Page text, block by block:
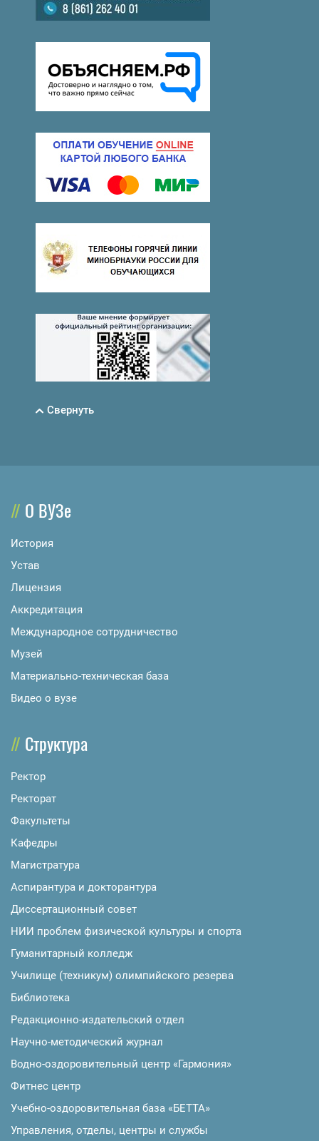
Свернуть
О ВУЗе
История
Устав
Лицензия
Аккредитация
Международное сотрудничество
Музей
Материально-техническая база
Видео о вузе
Структура
Ректор
Ректорат
Факультеты
Кафедры
Магистратура
Аспирантура и докторантура
Диссертационный совет
НИИ проблем физической культуры и спорта
Гуманитарный колледж
Училище (техникум) олимпийского резерва
Библиотека
Редакционно-издательский отдел
Научно-методический журнал
Водно-оздоровительный центр «Гармония»
Фитнес центр
Учебно-оздоровительная база «БЕТТА»
Управления, отделы, центры и службы